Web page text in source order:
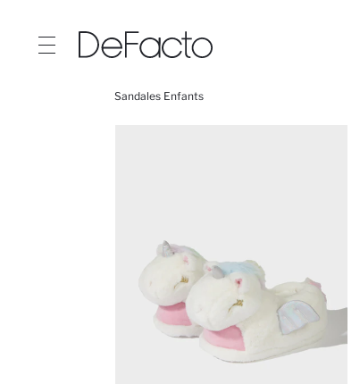
Sandales Enfants